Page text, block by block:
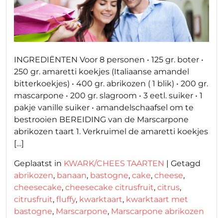
INGREDIËNTEN Voor 8 personen • 125 gr. boter •
250 gr. amaretti koekjes (Italiaanse amandel
bitterkoekjes) • 400 gr. abrikozen ( 1 blik) • 200 gr.
mascarpone • 200 gr. slagroom • 3 eetl. suiker • 1
pakje vanille suiker • amandelschaafsel om te
bestrooien BEREIDING van de Marscarpone
abrikozen taart 1. Verkruimel de amaretti koekjes
[…]
Geplaatst in KWARK/CHEES TAARTEN | Getagd
abrikozen, banaan, bastogne, cake, cheese,
cheesecake, cheesecake citrusfruit, citrus,
citrusfruit, fluffy, kwarktaart, kwarktaart met
bastogne, Marscarpone, Marscarpone abrikozen